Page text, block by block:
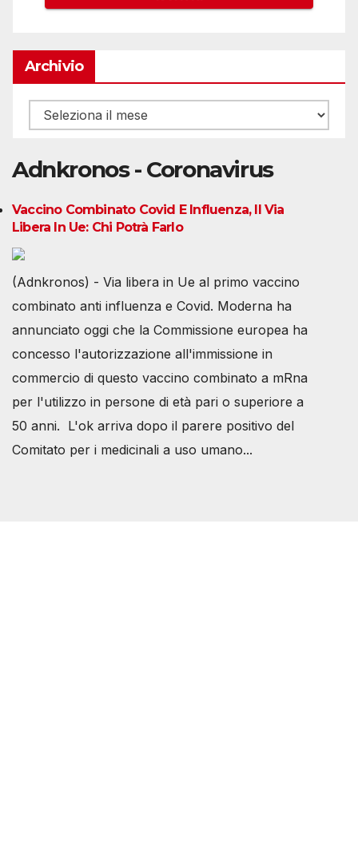
Archivio
Archivio
Adnkronos - Coronavirus
Vaccino Combinato Covid E Influenza, Il Via
Libera In Ue: Chi Potrà Farlo
(Adnkronos) - Via libera in Ue al primo vaccino
combinato anti influenza e Covid. Moderna ha
annunciato oggi che la Commissione europea ha
concesso l'autorizzazione all'immissione in
commercio di questo vaccino combinato a mRna
per l'utilizzo in persone di età pari o superiore a
50 anni. L'ok arriva dopo il parere positivo del
Comitato per i medicinali a uso umano...